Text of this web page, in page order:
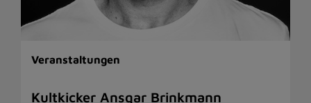
Veranstaltungen
Kultkicker Ansgar Brinkmann